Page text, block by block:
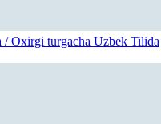
/ Oxirgi turgacha Uzbek Tilida